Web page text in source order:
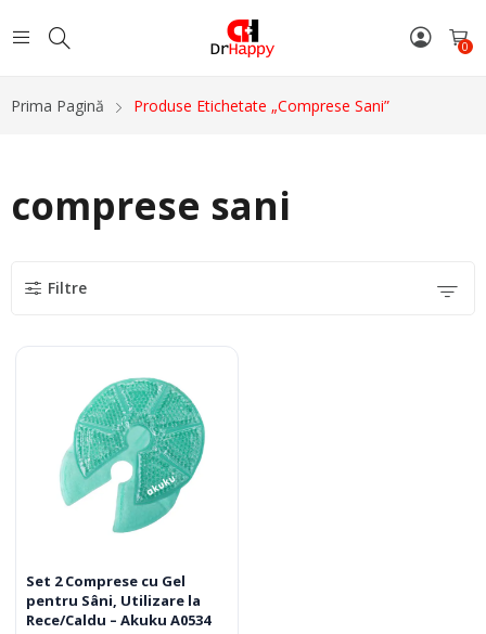
0
Prima Pagină Produse Etichetate „comprese Sani”
comprese sani
Filtre
Set 2 Comprese cu Gel
pentru Sâni, Utilizare la
Rece/Caldu – Akuku A0534